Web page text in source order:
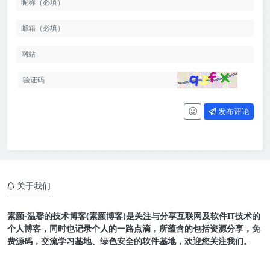
发布评论
关于我们
素颜-温馨的技术博客(素颜博客)是关注与分享互联网及软件IT技术的
个人博客，同时也记录个人的一路点滴，所蕴含的包括资源分享，免
费源码，交流学习基地、绿色安全的软件基地，欢迎您关注我们。